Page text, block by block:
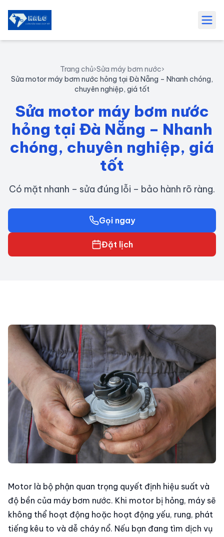
Trang chủ›Sửa máy bơm nước›
Sửa motor máy bơm nước hỏng tại Đà Nẵng – Nhanh chóng,
chuyên nghiệp, giá tốt
Sửa motor máy bơm nước
hỏng tại Đà Nẵng – Nhanh
chóng, chuyên nghiệp, giá
tốt
Có mặt nhanh – sửa đúng lỗi – bảo hành rõ ràng.
Gọi ngay
Đặt lịch
Motor là bộ phận quan trọng quyết định hiệu suất và
độ bền của máy bơm nước. Khi motor bị hỏng, máy sẽ
không thể hoạt động hoặc hoạt động yếu, rung, phát
tiếng kêu to và dễ cháy nổ. Nếu bạn đang tìm dịch vụ